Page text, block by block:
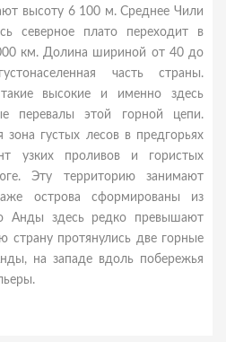
высоту 6 100 м. Среднее Чили
северное плато переходит в
км. Долина шириной от 40 до
часть страны.
высокие и именно здесь
перевалы этой горной цепи.
густых лесов в предгорьях
узких проливов и гористых
Эту территорию занимают
острова сформированы из
Анды здесь редко превышают
страну протянулись две горные
на западе вдоль побережья